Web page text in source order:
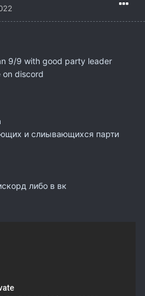
9/9 with good party leader
on discord
и слиывающихся парти
либо в вк